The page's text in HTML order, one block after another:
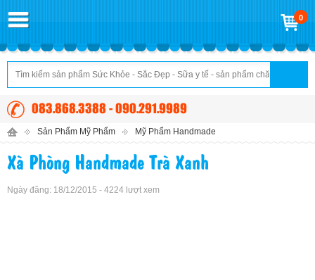
0
083.868.3388 - 090.291.9989
Sản Phẩm Mỹ Phẩm Mỹ Phẩm Handmade
Xà Phòng Handmade Trà Xanh
Ngày đăng: 18/12/2015 - 4224 lượt xem